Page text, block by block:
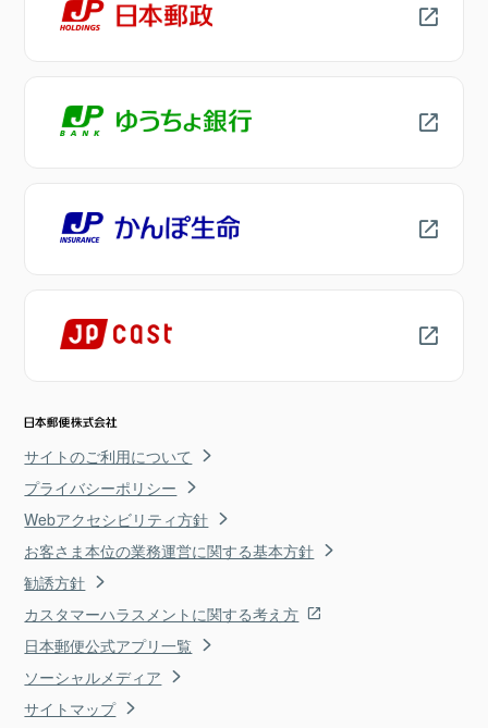
サイトのご利用について
プライバシーポリシー
Webアクセシビリティ方針
お客さま本位の業務運営に関する基本方針
勧誘方針
カスタマーハラスメントに関する考え方
日本郵便公式アプリ一覧
ソーシャルメディア
サイトマップ